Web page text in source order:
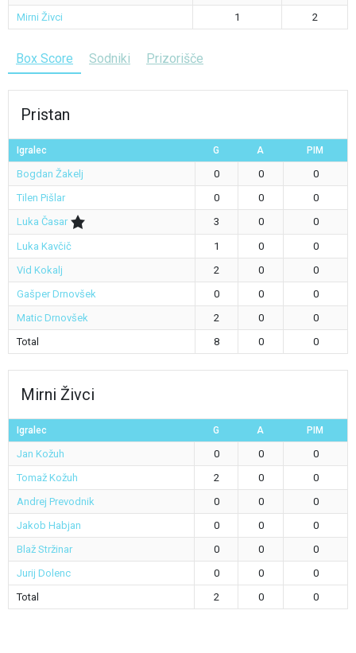
Mirni Živci
1 2
Box Score Sodniki Prizorišče
Pristan
Igralec G A PIM
Bogdan Žakelj 0 0
0
Tilen Pišlar
0 0
0
Luka Časar
3 0 0
Luka Kavčič 1 0
0
Vid Kokalj
2 0
0
Gašper Drnovšek
0 0
0
Matic Drnovšek
2 0
0
Total
8 0 0
Mirni Živci
Igralec G A PIM
Jan Kožuh 0 0
0
Tomaž Kožuh
2 0
0
Andrej Prevodnik
0 0
0
Jakob Habjan
0 0
0
Blaž Stržinar
0 0
0
Jurij Dolenc
0 0
0
Total
2 0 0